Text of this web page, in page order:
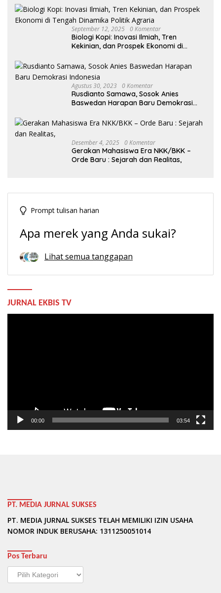
September 12, 2025 0 Komentar
Biologi Kopi: Inovasi Ilmiah, Tren
Kekinian, dan Prospek Ekonomi di
Agustus 30, 2023 0 Komentar
Rusdianto Samawa, Sosok Anies
Baswedan Harapan Baru Demokrasi
Desember 4, 2025 0 Komentar
Gerakan Mahasiswa Era NKK/BKK –
Orde Baru : Sejarah dan Realitas,
Prompt tulisan harian
Apa merek yang Anda sukai?
Lihat semua tanggapan
JURNAL EKBIS TV
00:00 03:54
PT. MEDIA JURNAL SUKSES
PT. MEDIA JURNAL SUKSES TELAH MEMILIKI IZIN USAHA
NOMOR INDUK BERUSAHA: 1311250051014
Pos Terbaru
Pos
Terbaru